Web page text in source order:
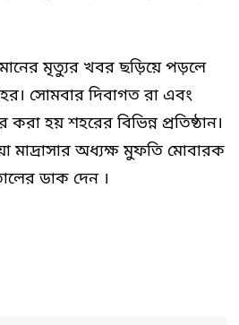
মৃত্যুর খবর ছড়িয়ে পড়লে
সোমবার দিবাগত রা এবং
হয় শহরের বিভিন্ন প্রতিষ্ঠান।
মাদ্রাসার অধ্যক্ষ মুফতি মোবারক
ডাক দেন ।